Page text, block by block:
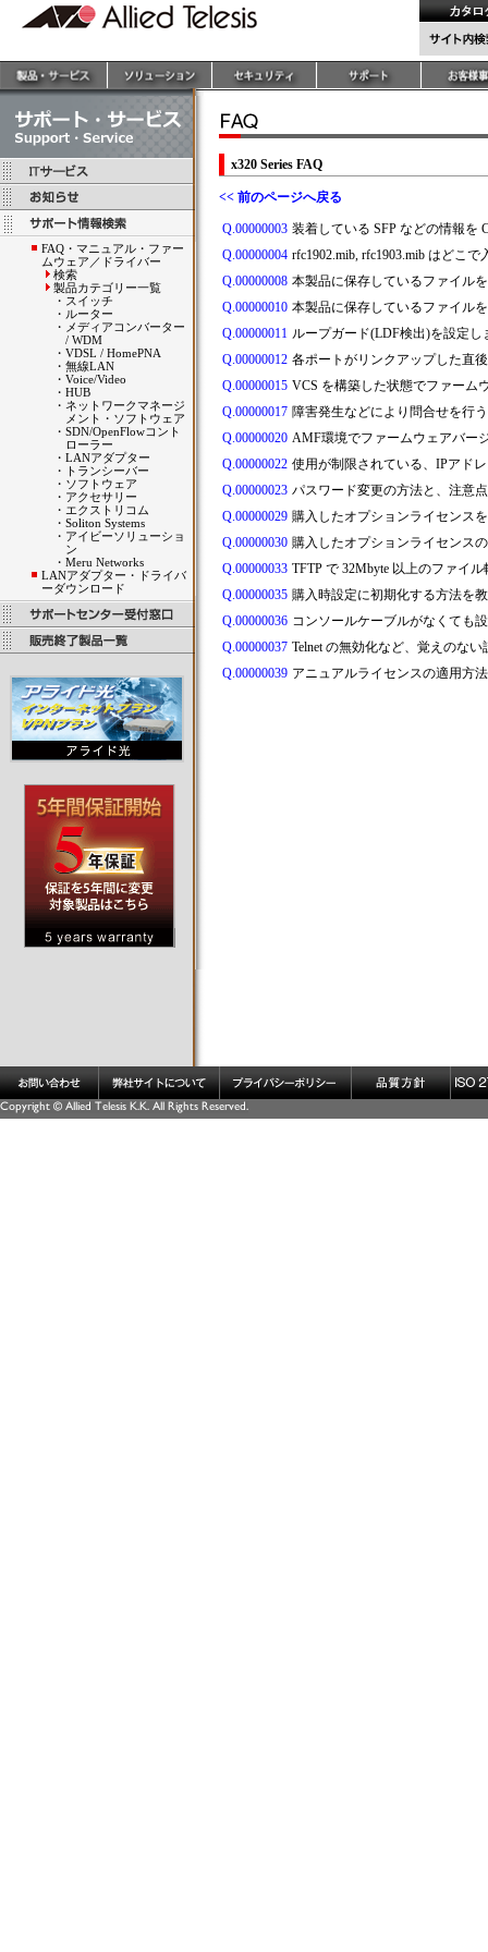
FAQ・マニュアル・ファー
ムウェア／ドライバー
検索
製品カテゴリー一覧
・ スイッチ
・ ルーター
・ メディアコンバーター
/ WDM
・ VDSL / HomePNA
・ 無線LAN
・ Voice/Video
・ HUB
・ ネットワークマネージ
メント・ソフトウェア
・ SDN/OpenFlowコント
ローラー
・ LANアダプター
・
トランシーバー
・ ソフトウェア
・ アクセサリー
・ エクストリコム
・ Soliton Systems
・ アイビーソリューショ
ン
・ Meru Networks
LANアダプター・ドライバ
ーダウンロード
x320 Series FAQ
<< 前のページへ戻る
Q.00000003 装着している SFP などの情報を
Q.00000004 rfc1902.mib, rfc1903.mib はどこ
Q.00000008 本製品に保存しているファイル
Q.00000010 本製品に保存しているファイル
Q.00000011 ループガード(LDF検出)を設定
Q.00000012 各ポートがリンクアップした直
Q.00000015 VCS を構築した状態でファーム
Q.00000017 障害発生などにより問合せを行
Q.00000020 AMF環境でファームウェアバー
Q.00000022 使用が制限されている、IPアド
Q.00000023 パスワード変更の方法と、注意
Q.00000029 購入したオプションライセンス
Q.00000030 購入したオプションライセンス
Q.00000033 TFTP で 32Mbyte 以上のファイ
Q.00000035 購入時設定に初期化する方法を
Q.00000036 コンソールケーブルがなくても
Q.00000037 Telnet の無効化など、覚えのな
Q.00000039 アニュアルライセンスの適用方